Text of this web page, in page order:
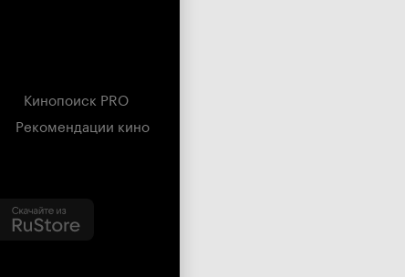
Кинопоиск PRO
Рекомендации кино